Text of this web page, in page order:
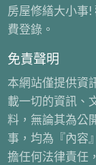
房屋修繕大小事
費登錄。
免責聲明
本網站僅提供資
載一切的資訊、
料，無論其為公
事，均為『內容
擔任何法律責任